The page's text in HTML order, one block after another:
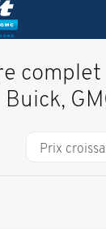
Buick,